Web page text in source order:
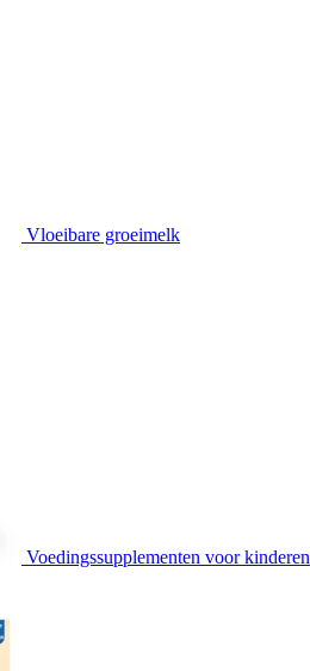
Vloeibare groeimelk
Voedingssupplementen voor kinderen